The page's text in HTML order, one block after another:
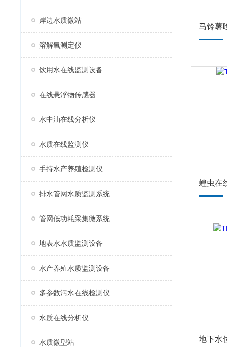
岸边水质微站
溶解氧测定仪
饮用水在线监测设备
在线悬浮物传感器
水中油在线分析仪
水质在线监测仪
手持水产养殖检测仪
排水管网水质监测系统
管网低功耗采集微系统
地表水水质监测设备
水产养殖水质监测设备
多参数污水在线检测仪
水质在线分析仪
水质微型站
马铃薯
蝗虫在
地下水